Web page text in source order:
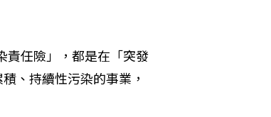
責任險」，都是在「突發
、持續性污染的事業，